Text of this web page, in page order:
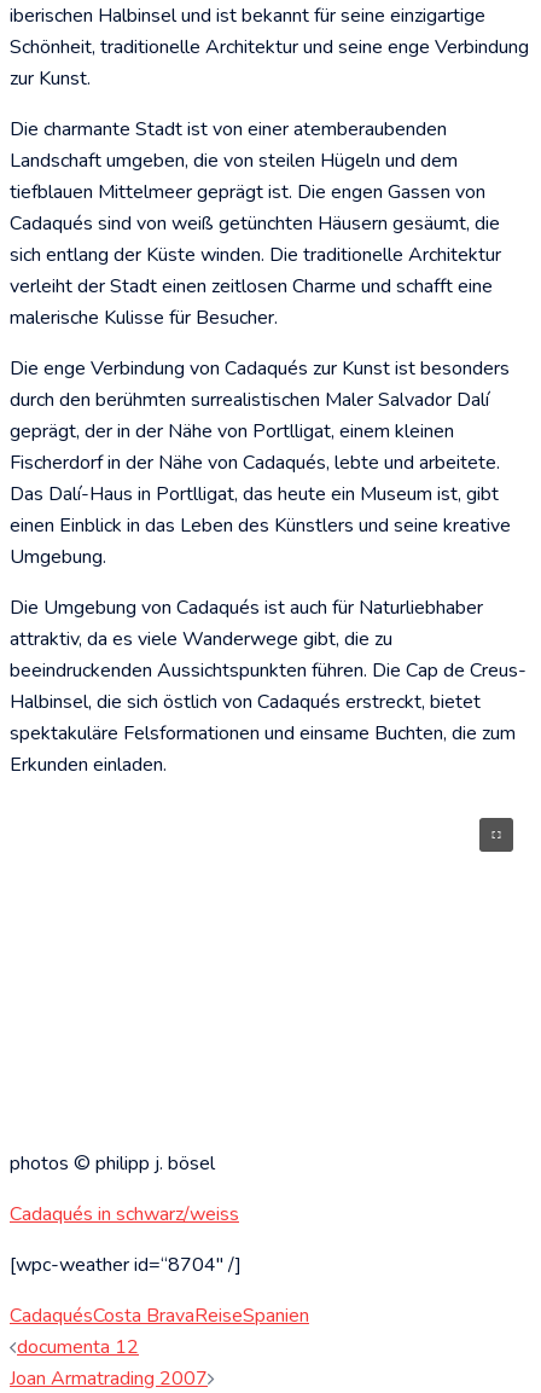
iberischen Halbinsel und ist bekannt für seine einzigartige
Schönheit, traditionelle Architektur und seine enge Verbindung
zur Kunst.
Die charmante Stadt ist von einer atemberaubenden
Landschaft umgeben, die von steilen Hügeln und dem
tiefblauen Mittelmeer geprägt ist. Die engen Gassen von
Cadaqués sind von weiß getünchten Häusern gesäumt, die
sich entlang der Küste winden. Die traditionelle Architektur
verleiht der Stadt einen zeitlosen Charme und schafft eine
malerische Kulisse für Besucher.
Die enge Verbindung von Cadaqués zur Kunst ist besonders
durch den berühmten surrealistischen Maler Salvador Dalí
geprägt, der in der Nähe von Portlligat, einem kleinen
Fischerdorf in der Nähe von Cadaqués, lebte und arbeitete.
Das Dalí-Haus in Portlligat, das heute ein Museum ist, gibt
einen Einblick in das Leben des Künstlers und seine kreative
Umgebung.
Die Umgebung von Cadaqués ist auch für Naturliebhaber
attraktiv, da es viele Wanderwege gibt, die zu
beeindruckenden Aussichtspunkten führen. Die Cap de Creus-
Halbinsel, die sich östlich von Cadaqués erstreckt, bietet
spektakuläre Felsformationen und einsame Buchten, die zum
Erkunden einladen.
photos © philipp j. bösel
Cadaqués in schwarz/weiss
[wpc-weather id=“8704″ /]
CadaquésCosta BravaReiseSpanien
Beitragsnavigation
documenta 12
Joan Armatrading 2007